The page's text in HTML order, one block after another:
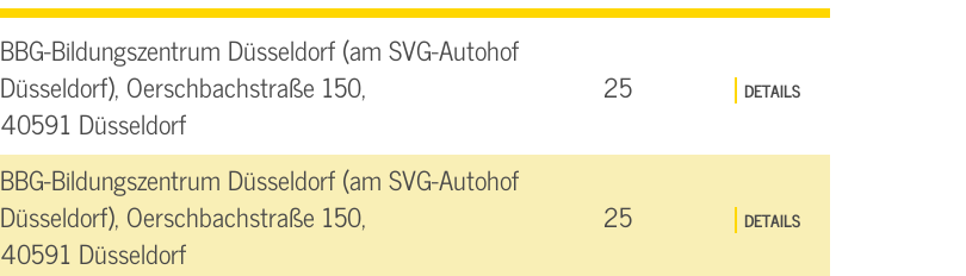
BBG-Bildungszentrum Düsseldorf (am SVG-Autohof
Düsseldorf), Oerschbachstraße 150,
40591 Düsseldorf
25 DETAILS
BBG-Bildungszentrum Düsseldorf (am SVG-Autohof
Düsseldorf), Oerschbachstraße 150,
40591 Düsseldorf
25 DETAILS